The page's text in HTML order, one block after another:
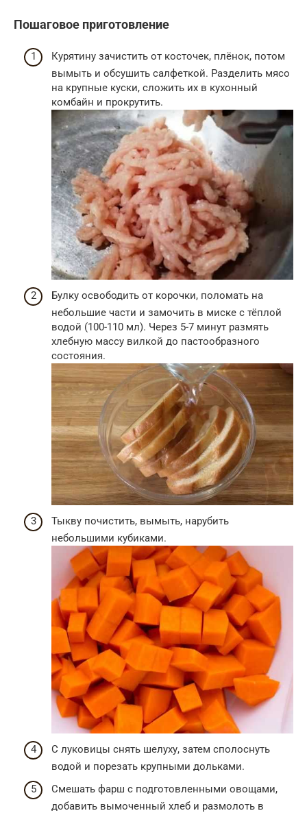
Пошаговое приготовление
Курятину зачистить от косточек, плёнок, потом
вымыть и обсушить салфеткой. Разделить мясо
на крупные куски, сложить их в кухонный
комбайн и прокрутить.
Булку освободить от корочки, поломать на
небольшие части и замочить в миске с тёплой
водой (100-110 мл). Через 5-7 минут размять
хлебную массу вилкой до пастообразного
состояния.
Тыкву почистить, вымыть, нарубить
небольшими кубиками.
С луковицы снять шелуху, затем сполоснуть
водой и порезать крупными дольками.
Смешать фарш с подготовленными овощами,
добавить вымоченный хлеб и размолоть в